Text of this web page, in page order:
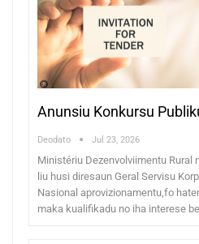
Anunsiu Konkursu
Deodato Jul 23, 2026
Ministériu Dezenvolviimentu Rural
liu husi diresaun Geral Servisu
Nasional aprovizionamentu,fo
maka kualifikadu no iha interese